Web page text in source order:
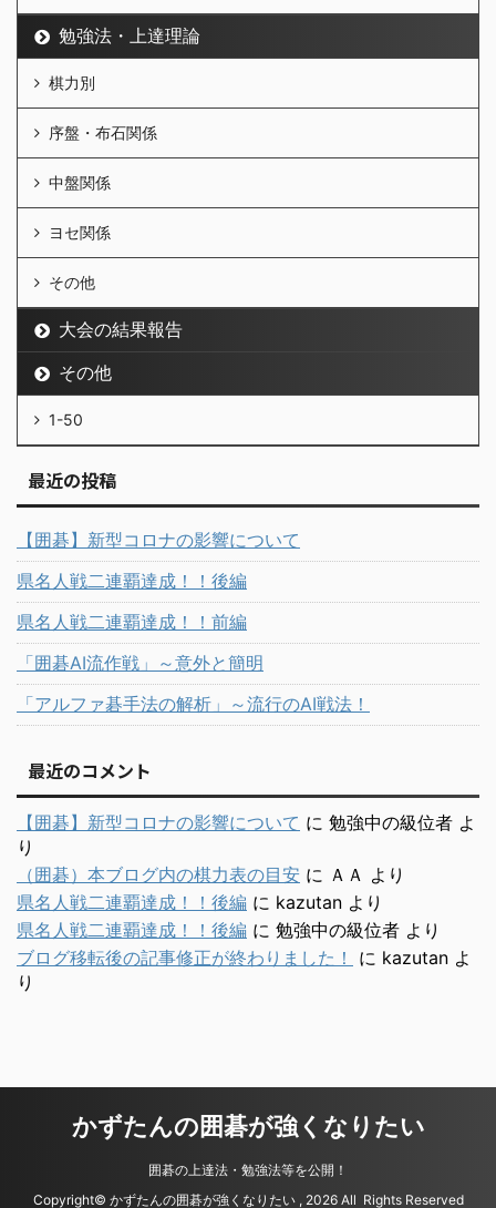
勉強法・上達理論
棋力別
序盤・布石関係
中盤関係
ヨセ関係
その他
大会の結果報告
その他
1-50
最近の投稿
【囲碁】新型コロナの影響について
県名人戦二連覇達成！！後編
県名人戦二連覇達成！！前編
「囲碁AI流作戦」～意外と簡明
「アルファ碁手法の解析」～流行のAI戦法！
最近のコメント
【囲碁】新型コロナの影響について に 勉強中の級位者 よ
り
（囲碁）本ブログ内の棋力表の目安 に ＡＡ より
県名人戦二連覇達成！！後編 に kazutan より
県名人戦二連覇達成！！後編 に 勉強中の級位者 より
ブログ移転後の記事修正が終わりました！
に kazutan よ
り
かずたんの囲碁が強くなりたい
囲碁の上達法・勉強法等を公開！
Copyright© かずたんの囲碁が強くなりたい , 2026 All Rights Reserved